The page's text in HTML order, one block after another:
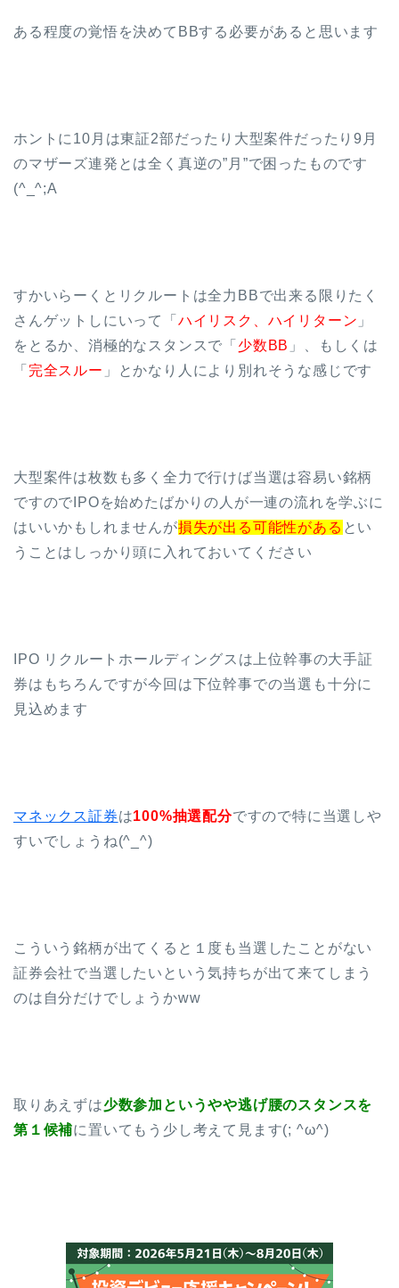
ある程度の覚悟を決めてBBする必要があると思います
ホントに10月は東証2部だったり大型案件だったり9月
のマザーズ連発とは全く真逆の”月”で困ったものです
(^_^;A
すかいらーくとリクルートは全力BBで出来る限りたく
さんゲットしにいって「 ハイリスク、ハイリターン 」
をとるか、消極的なスタンスで「 少数BB 」、もしくは
「 完全スルー 」とかなり人により別れそうな感じです
大型案件は枚数も多く全力で行けば当選は容易い銘柄
ですのでIPOを始めたばかりの人が一連の流れを学ぶに
はいいかもしれませんが損失が出る可能性がある とい
うことはしっかり頭に入れておいてください
IPO リクルートホールディングスは上位幹事の大手証
券はもちろんですが今回は下位幹事での当選も十分に
見込めます
マネックス証券は100%抽選配分ですので特に当選しや
すいでしょうね(^_^)
こういう銘柄が出てくると１度も当選したことがない
証券会社で当選したいという気持ちが出て来てしまう
のは自分だけでしょうかww
取りあえずは少数参加というやや逃げ腰のスタンスを
第１候補に置いてもう少し考えて見ます(; ^ω^)